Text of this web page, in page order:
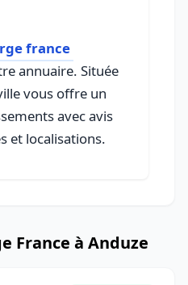
france
annuaire. Située
vous offre un
avec avis
et localisations.
France à Anduze